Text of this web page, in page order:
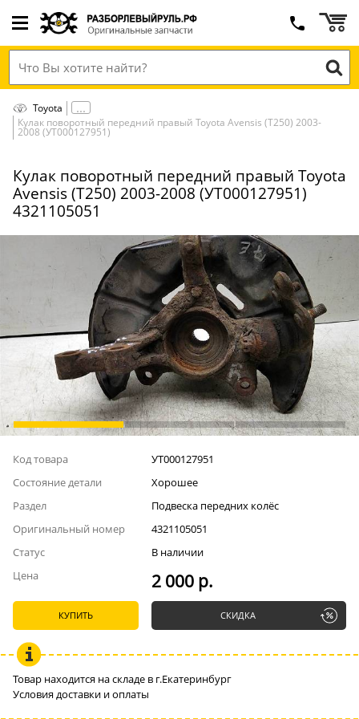
Toyota
Кулак поворотный передний правый Toyota Avensis (T250) 2003-
2008 (УТ000127951)
Кулак поворотный передний правый Toyota
Avensis (T250) 2003-2008 (УТ000127951)
4321105051
Код товара
УТ000127951
Состояние детали
Хорошее
Раздел
Подвеска передних колёс
Оригинальный номер
4321105051
Статус
В наличии
Цена
2 000 р.
КУПИТЬ СКИДКА
Товар находится на складе в г.Екатеринбург
Условия доставки и оплаты